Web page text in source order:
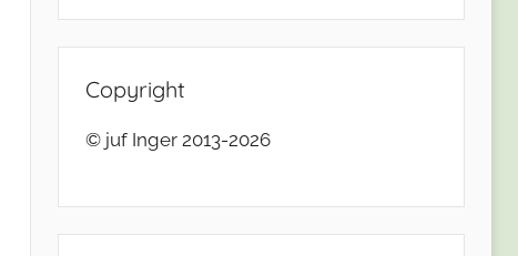
Copyright
© juf Inger 2013-2026